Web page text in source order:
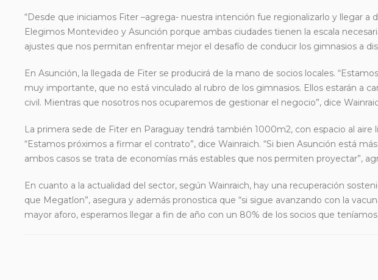
“Desde que iniciamos Fiter –agrega- nuestra intención fue regionalizarlo y llegar
Elegimos Montevideo y Asunción porque ambas ciudades tienen la escala
ajustes que nos permitan enfrentar mejor el desafío de conducir los gimnasios a
En Asunción, la llegada de Fiter se producirá de la mano de socios locales.
muy importante, que no está vinculado al rubro de los gimnasios. Ellos estarán a
civil. Mientras que nosotros nos ocuparemos de gestionar el negocio”, dice
La primera sede de Fiter en Paraguay tendrá también 1000m2, con espacio al
“Estamos próximos a firmar el contrato”, dice Wainraich. “Si bien Asunción está
ambos casos se trata de economías más estables que nos permiten proyectar”,
En cuanto a la actualidad del sector, según Wainraich, hay una recuperación
que Megatlon”, asegura y además pronostica que “si sigue avanzando con la
mayor aforo, esperamos llegar a fin de año con un 80% de los socios que teníamos